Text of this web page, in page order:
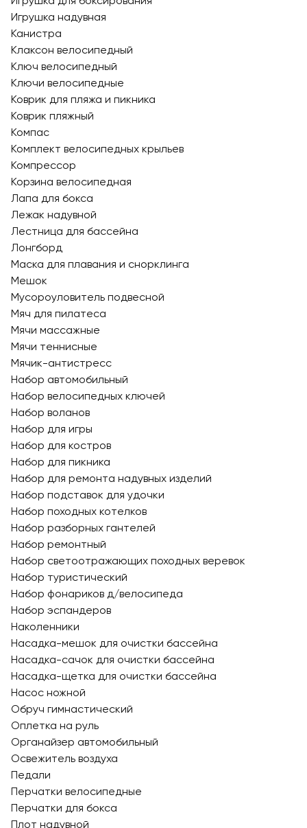
Игрушка надувная
Канистра
Клаксон велосипедный
Ключ велосипедный
Ключи велосипедные
Коврик для пляжа и пикника
Коврик пляжный
Компас
Комплект велосипедных крыльев
Компрессор
Корзина велосипедная
Лапа для бокса
Лежак надувной
Лестница для бассейна
Лонгборд
Маска для плавания и снорклинга
Мешок
Мусороуловитель подвесной
Мяч для пилатеса
Мячи массажные
Мячи теннисные
Мячик-антистресс
Набор автомобильный
Набор велосипедных ключей
Набор воланов
Набор для игры
Набор для костров
Набор для пикника
Набор для ремонта надувных изделий
Набор подставок для удочки
Набор походных котелков
Набор разборных гантелей
Набор ремонтный
Набор светоотражающих походных веревок
Набор туристический
Набор фонариков д/велосипеда
Набор эспандеров
Наколенники
Насадка-мешок для очистки бассейна
Насадка-сачок для очистки бассейна
Насадка-щетка для очистки бассейна
Насос ножной
Обруч гимнастический
Оплетка на руль
Органайзер автомобильный
Освежитель воздуха
Педали
Перчатки велосипедные
Перчатки для бокса
Плот надувной